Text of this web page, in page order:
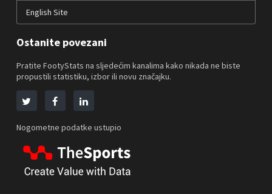
English Site
Ostanite povezani
Pratite FootyStats na sljedećim kanalima kako nikada ne biste
propustili statistiku, izbor ili novu značajku.
Nogometne podatke ustupio